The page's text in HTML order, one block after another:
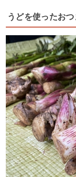
うどを使ったお